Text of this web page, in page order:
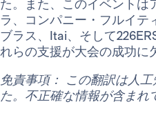
た。また、このイベントは
ラ、コンパニー・フルイテ
ブラス、Itai、そして
れらの支援が大会の成功に
免責事項： この翻訳は人
た。不正確な情報が含まれ